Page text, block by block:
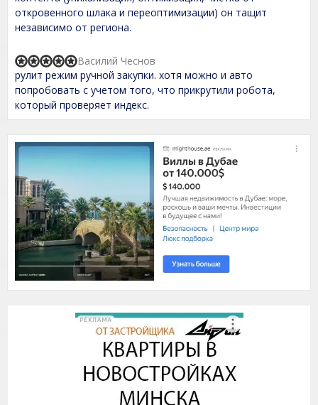
,
0
o
t
o
f
5
откровенного шлака и переоптимизации) он тащит
независимо от региона.
R
a
t
d
5
,
0
o
u
t
o
f
5
рулит режим ручной закупки. хотя можно и авто
попробовать с учетом того, что прикрутили робота,
который проверяет индекс.
Василий Чеснов